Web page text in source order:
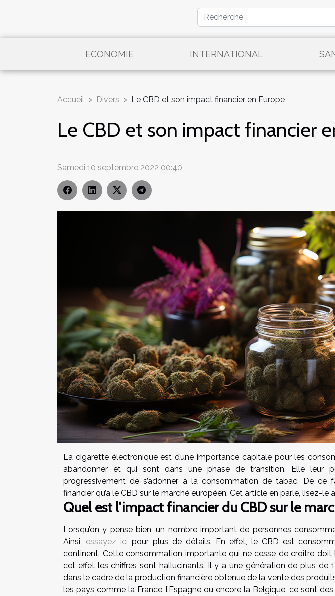
ECONOMIE INTERNATIONAL
Accueil Divers Le CBD et son impact financier en Europe
Le CBD et son impact financier
Samedi 10 septembre 2022 00:40
La cigarette électronique est d’une importance capitale pour les
abandonner et qui sont dans une phase de transition. Elle leur
progressivement de s’adonner à la consommation de tabac. De ce
financier qu’a le CBD sur le marché européen. Cet article en parle, lisez-le
Quel est l’impact financier du CBD sur le
Lorsqu’on y pense bien, un nombre important de personnes
Ainsi, essayez ici pour plus de détails. En effet, le CBD est
continent. Cette consommation importante qui ne cesse de croître doit
cet effet les chiffres sont hallucinants. Il y a une génération de plus de
dans le cadre de la production financière obtenue de la vente des
les pays comme la France, l’Espagne ou encore la Belgique, ce sont